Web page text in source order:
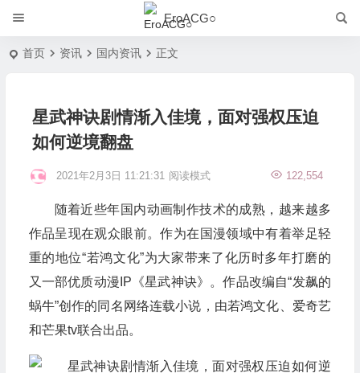
EroACG○
首页 资讯 国内资讯 正文
星武神诀剧情渐入佳境，面对强权压迫
如何逆境翻盘
2021年2月3日 11:21:31 122,554
阅读模式
随着近些年国内动画制作技术的成熟，越来越多
作品呈现在观众眼前。作为在国漫领域中有着举足轻
重的地位“若鸿文化”为大家带来了化历时多年打磨的
又一部优质动漫IP《星武神诀》。作品改编自“发飙的
蜗牛”创作的同名网络连载小说，由若鸿文化、爱奇艺
和芒果tv联合出品。